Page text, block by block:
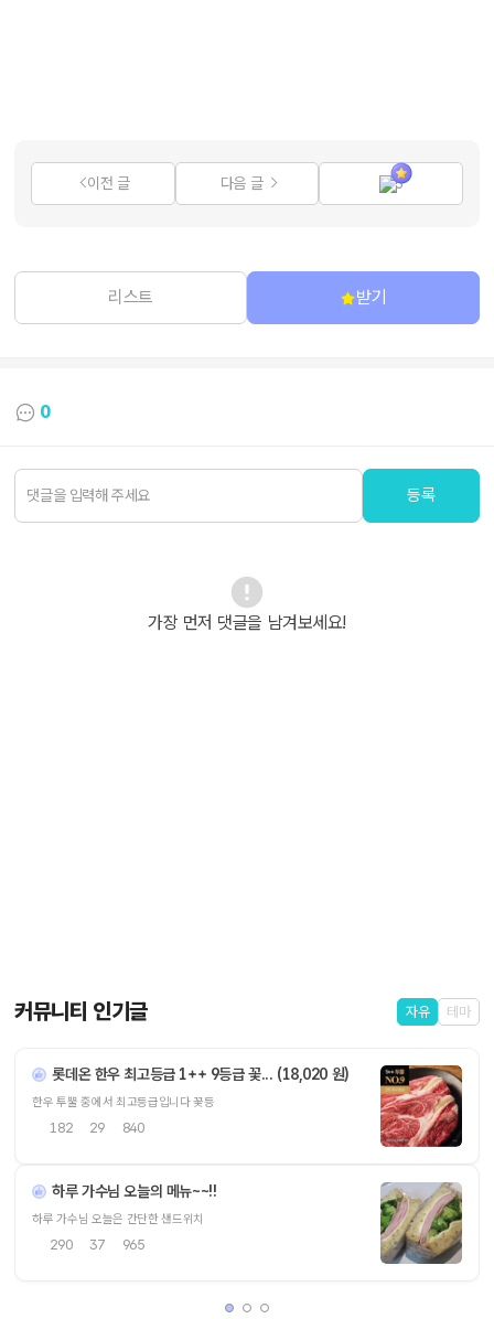
이전 글 다음 글 3
리스트 받기
0
등록
가장 먼저 댓글을 남겨보세요!
커뮤니티 인기글 자유 테마
롯데온 한우 최고등급 1++ 9등급 꽃... (18,020 원)
한우 투뿔 중에서 최고등급입니다 꽃등
182 29 840
하루 가수님 오늘의 메뉴~~!!
하루 가수님 오늘은 간단한 샌드위치
290 37 965